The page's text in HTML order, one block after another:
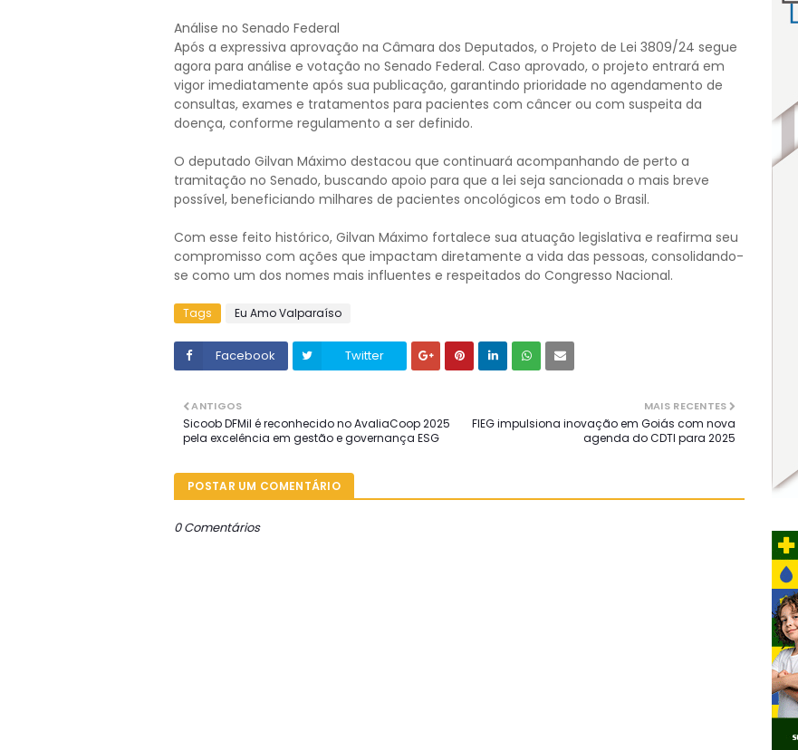
Análise no Senado Federal
Após a expressiva aprovação na Câmara dos Deputados, o Projeto de Lei 3809/24 segue
agora para análise e votação no Senado Federal. Caso aprovado, o projeto entrará em
vigor imediatamente após sua publicação, garantindo prioridade no agendamento de
consultas, exames e tratamentos para pacientes com câncer ou com suspeita da
doença, conforme regulamento a ser definido.
O deputado Gilvan Máximo destacou que continuará acompanhando de perto a
tramitação no Senado, buscando apoio para que a lei seja sancionada o mais breve
possível, beneficiando milhares de pacientes oncológicos em todo o Brasil.
Com esse feito histórico, Gilvan Máximo fortalece sua atuação legislativa e reafirma seu
compromisso com ações que impactam diretamente a vida das pessoas, consolidando-
se como um dos nomes mais influentes e respeitados do Congresso Nacional.
Tags Eu Amo Valparaíso
Facebook Twitter
MAIS RECENTES
FIEG impulsiona inovação em Goiás com nova
agenda do CDTI para 2025
ANTIGOS
Sicoob DFMil é reconhecido no AvaliaCoop 2025
pela excelência em gestão e governança ESG
POSTAR UM COMENTÁRIO
0 Comentários